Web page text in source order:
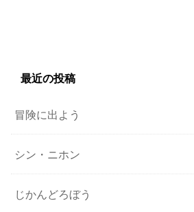
最近の投稿
冒険に出よう
シン・ニホン
じかんどろぼう